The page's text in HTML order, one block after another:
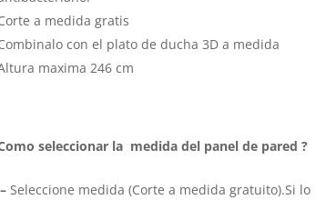
a medida gratis
con el plato de ducha 3D a medida
maxima 246 cm
seleccionar la medida del panel de pared ?
Seleccione medida (Corte a medida gratuito).Si lo